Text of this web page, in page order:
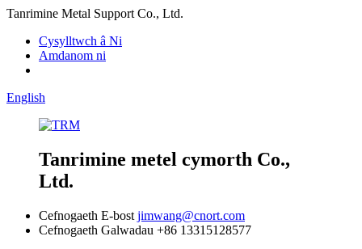
Tanrimine Metal Support Co., Ltd.
Cysylltwch â Ni
Amdanom ni
English
Tanrimine metel cymorth Co.,
Ltd.
Cefnogaeth E-bost jimwang@cnort.com
Cefnogaeth Galwadau +86 13315128577